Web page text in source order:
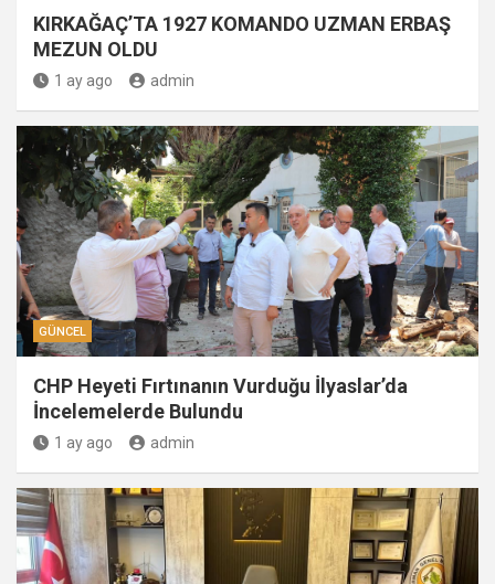
KIRKAĞAÇ’TA 1927 KOMANDO UZMAN ERBAŞ
MEZUN OLDU
1 ay ago admin
GÜNCEL
CHP Heyeti Fırtınanın Vurduğu İlyaslar’da
İncelemelerde Bulundu
1 ay ago admin